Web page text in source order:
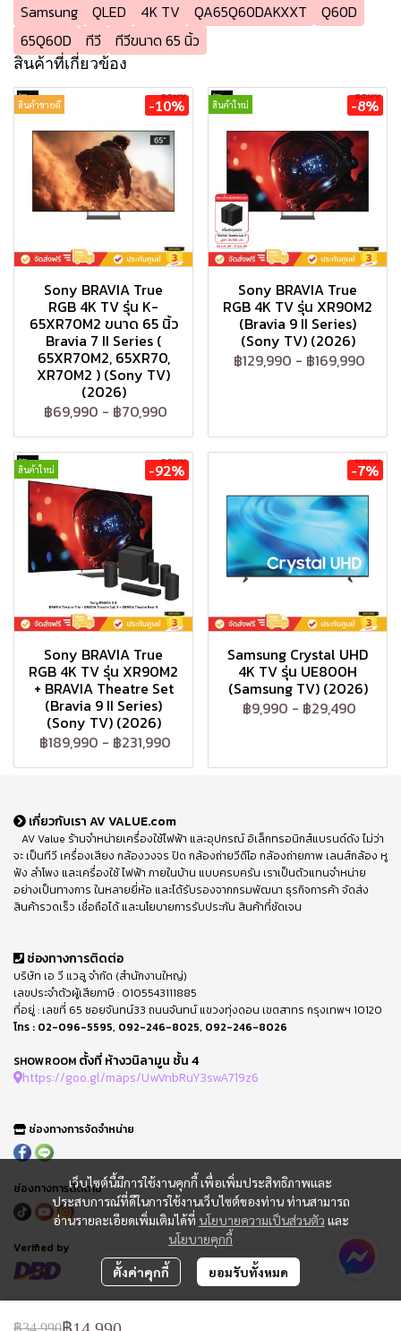
Samsung QLED 4K TV QA65Q60DAKXXT
Q60D
65Q60D
ทีวี ทีวีขนาด 65 นิ้ว
สินค้าที่เกี่ยวข้อง
สินค้าขายดี -10%
Sony BRAVIA True
RGB 4K TV รุ่น K-
65XR70M2 ขนาด 65 นิ้ว
Bravia 7 II Series (
65XR70M2, 65XR70,
XR70M2 ) (Sony TV)
(2026)
฿69,990 - ฿70,990
สินค้าใหม่ -8%
Sony BRAVIA True
RGB 4K TV รุ่น XR90M2
(Bravia 9 II Series)
(Sony TV) (2026)
฿129,990 - ฿169,990
สินค้าใหม่ -92%
Sony BRAVIA True
RGB 4K TV รุ่น XR90M2
+ BRAVIA Theatre Set
(Bravia 9 II Series)
(Sony TV) (2026)
฿189,990 - ฿231,990
-7%
Samsung Crystal UHD
4K TV รุ่น UE800H
(Samsung TV) (2026)
฿9,990 - ฿29,490
฿34,990
เว็บไซต์นี้มีการใช้งานคุกกี้ เพื่อเพิ่มประสิทธิภาพและ
ประสบการณ์ที่ดีในการใช้งานเว็บไซต์ของท่าน ท่านสามารถ
อ่านรายละเอียดเพิ่มเติมได้ที่ นโยบายความเป็นส่วนตัว และ
นโยบายคุกกี้
ตั้งค่าคุกกี้ ยอมรับทั้งหมด
เกี่ยวกับเรา AV VALUE.com
AV Value ร้านจำหน่ายเครื่องใช้ไฟฟ้า และอุปกรณ์ อิเล็กทรอนิกส์แบรนด์ดัง ไม่ว่า
จะ เป็นทีวี เครื่องเสียง กล้องวงจร ปิด กล้องถ่ายวีดีโอ กล้องถ่ายภาพ เลนส์กล้อง หู
ฟัง ลำโพง และเครื่องใช้ ไฟฟ้า ภายในบ้าน แบบครบครัน เราเป็นตัวแทนจำหน่าย
อย่างเป็นทางการ ในหลายยี่ห้อ และได้รับรองจากกรมพัฒนา ธุรกิจการค้า จัดส่ง
สินค้ารวดเร็ว เชื่อถือได้ และนโยบายการรับประกัน สินค้าที่ชัดเจน
ช่องทางการติดต่อ
บริษัท เอ วี แวลู จำกัด (สำนักงานใหญ่)
เลขประจำตัวผู้เสียภาษี : 0105543111885
ที่อยู่ : เลขที่ 65 ซอยจันทน์33 ถนนจันทน์ แขวงทุ่งดอน เขตสาทร กรุงเทพฯ 10120
โทร : 02-096-5595, 092-246-8025, 092-246-8026
SHOWROOM ตั้งที่ ห้างวนิลามูน ชั้น 4
https://goo.gl/maps/UwVnbRuY3swA719z6
ช่องทางการจัดจำหน่าย
ช่องทางการติดตาม
Verified by
ข้อกำหนดการใช้